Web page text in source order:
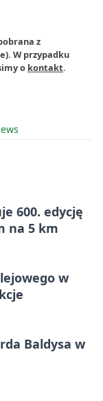
z
W przypadku
o kontakt.
600. edycję
na 5 km
w
Baldysa w